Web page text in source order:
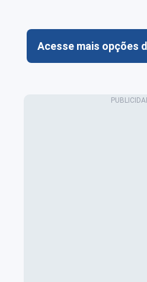
Acesse mais opções